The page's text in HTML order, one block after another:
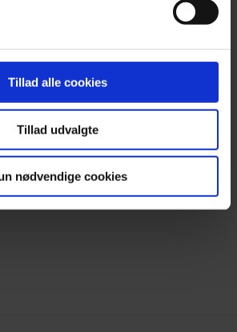
Tillad alle cookies
Tillad udvalgte
nødvendige cookies